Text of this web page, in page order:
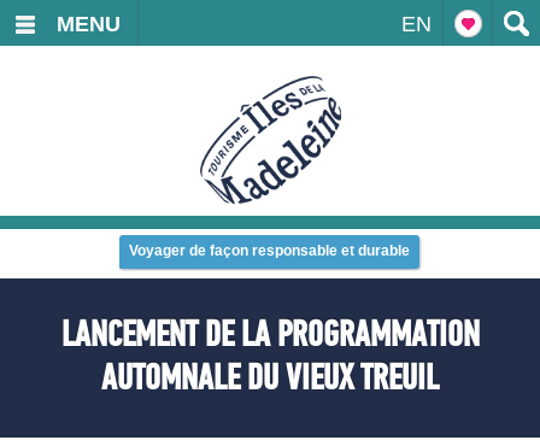
EN
MENU
Voyager de façon responsable et durable
LANCEMENT DE LA PROGRAMMATION
AUTOMNALE DU VIEUX TREUIL